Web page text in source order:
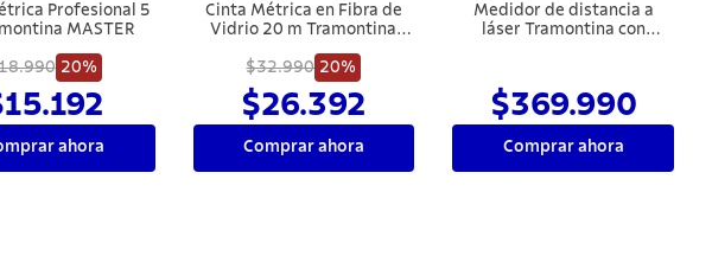
Profesional 5
MASTER
20%
ahora
Cinta Métrica en Fibra de
Vidrio 20 m Tramontina
$32.990 20%
$26.392
Comprar ahora
Medidor de distancia a
láser Tramontina con
$369.990
Comprar ahora